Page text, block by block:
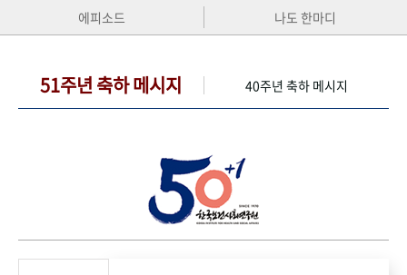
에피소드
나도 한마디
51주년 축하 메시지 40주년 축하 메시지